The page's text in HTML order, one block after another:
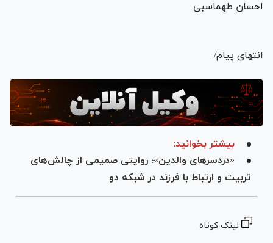
احسان طهماسبی
انتهای پیام/
بیشتر بخوانید:
«دردسر‌های والدین»؛ روایتی صمیمی از چالش‌های
تربیت و ارتباط با فرزند در شبکه دو
لینک کوتاه